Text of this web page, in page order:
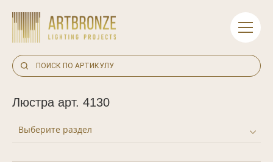
content
Люстра арт. 4130
Выберите раздел